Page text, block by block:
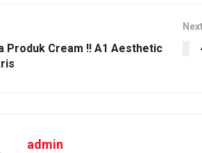
Produk Cream !! A1 Aesthetic
admin